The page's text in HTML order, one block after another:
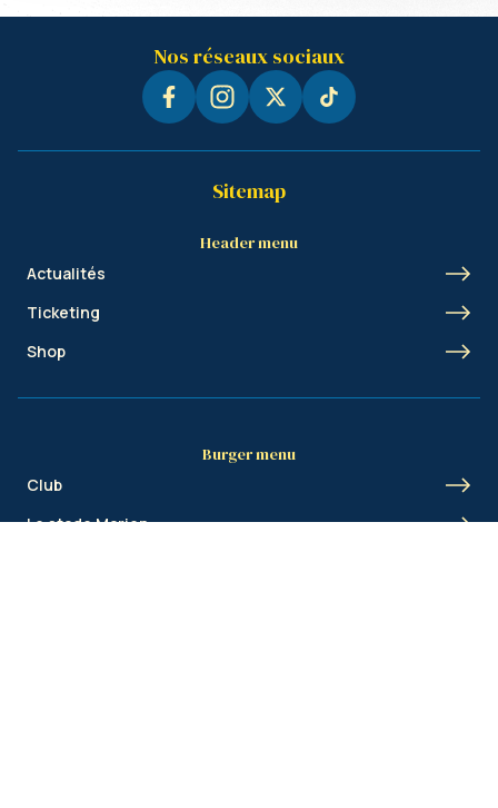
Nos réseaux sociaux
Sitemap
Header menu
Actualités
Ticketing
Shop
Burger menu
Club
Le stade Marien